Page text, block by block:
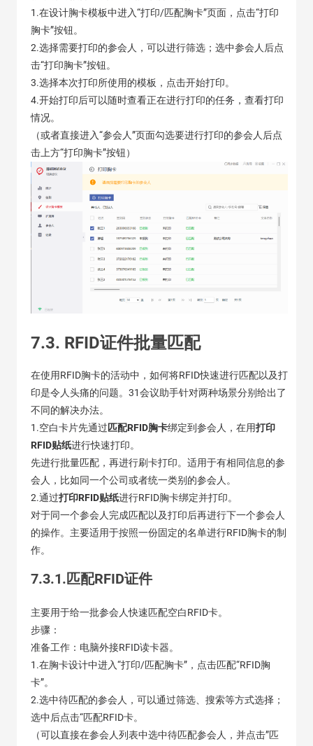
1.在设计胸卡模板中进入“打印/匹配胸卡”页面，点击“打印
胸卡”按钮。
2.选择需要打印的参会人，可以进行筛选；选中参会人后点
击“打印胸卡”按钮。
3.选择本次打印所使用的模板，点击开始打印。
4.开始打印后可以随时查看正在进行打印的任务，查看打印
情况。
（或者直接进入“参会人”页面勾选要进行打印的参会人后点
击上方“打印胸卡”按钮）
7.3. RFID证件批量匹配
在使用RFID胸卡的活动中，如何将RFID快速进行匹配以及打
印是令人头痛的问题。31会议助手针对两种场景分别给出了
不同的解决办法。
1.空白卡片先通过匹配RFID胸卡绑定到参会人，在用打印
RFID贴纸进行快速打印。
先进行批量匹配，再进行刷卡打印。适用于有相同信息的参
会人，比如同一个公司或者统一类别的参会人。
2.通过打印RFID贴纸进行RFID胸卡绑定并打印。
对于同一个参会人完成匹配以及打印后再进行下一个参会人
的操作。主要适用于按照一份固定的名单进行RFID胸卡的制
作。
7.3.1.匹配RFID证件
主要用于给一批参会人快速匹配空白RFID卡。
步骤：
准备工作：电脑外接RFID读卡器。
1.在胸卡设计中进入“打印/匹配胸卡”，点击匹配“RFID胸
卡”。
2.选中待匹配的参会人，可以通过筛选、搜索等方式选择；
选中后点击“匹配RFID卡。
（可以直接在参会人列表中选中待匹配参会人，并点击”匹